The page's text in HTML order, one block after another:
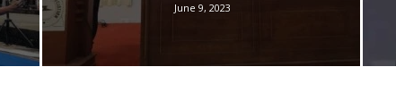
June 9, 2023